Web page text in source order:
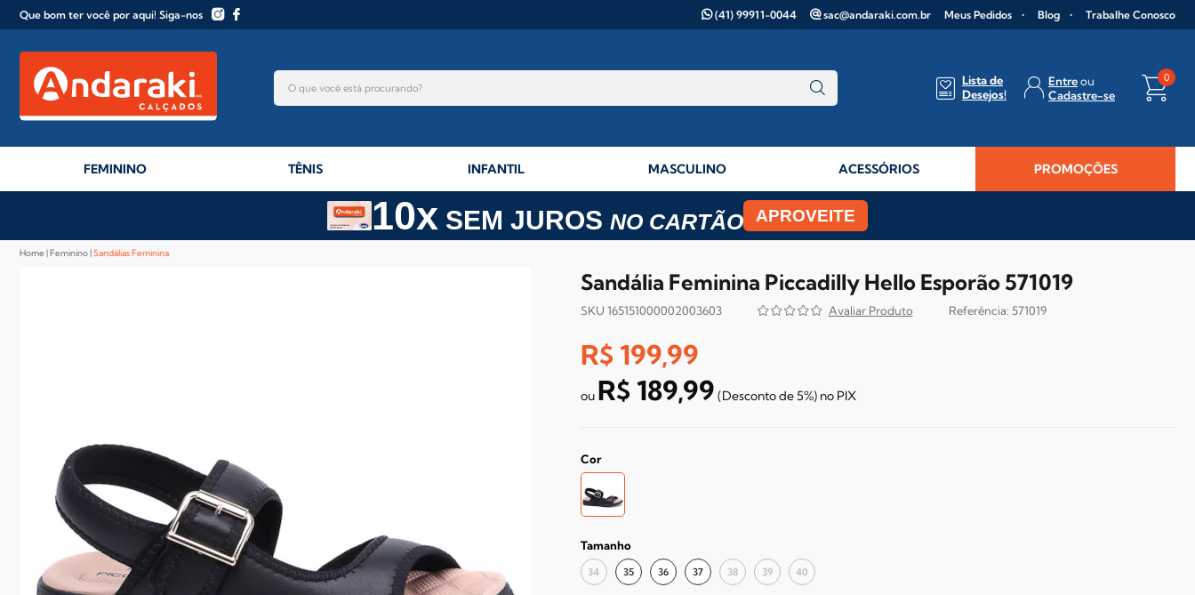
Que bom ter você por aqui! Siga-nos (41) 99911-0044 sac@andaraki.com.br Meus Pedidos Blog Trabalhe Conosco
0
Entre
Cadastre-se
Lista de
Desejos!
FEMININO TÊNIS INFANTIL MASCULINO ACESSÓRIOS PROMOÇÕES
10x SEM JUROS NO CARTÃO APROVEITE
Home Feminino Sandálias Feminina
Sandália Feminina Piccadilly Hello Esporão 571019
SKU 165151000002003603 571019
R$ 199,99
R$ 189,99 (Descontode5%) no PIX
Cor
Tamanho
34 35 36 37 38 39 40